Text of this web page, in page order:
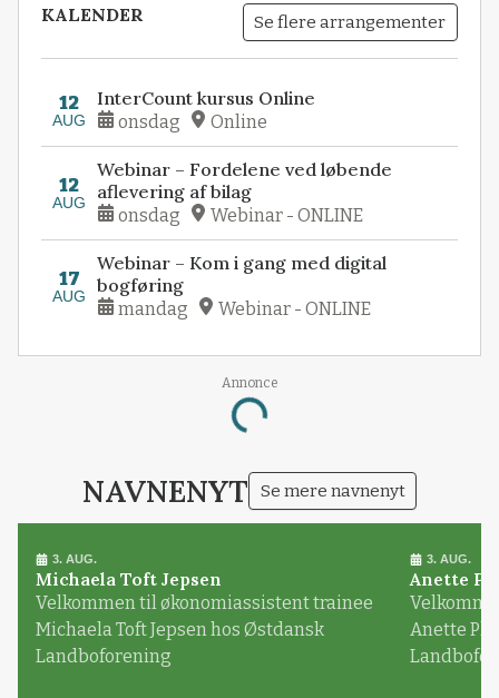
KALENDER Se flere arrangementer
12
AUG
InterCount kursus Online
onsdag Online
12
AUG
Webinar – Fordelene ved løbende
aflevering af bilag
onsdag Webinar - ONLINE
17
AUG
Webinar – Kom i gang med digital
bogføring
mandag Webinar - ONLINE
Annonce
Loading...
NAVNENYT Se mere navnenyt
3. AUG.
Michaela Toft Jepsen
Velkommen til økonomiassistent trainee
Michaela Toft Jepsen hos Østdansk
Landboforening
3. AUG.
Anette
Anette